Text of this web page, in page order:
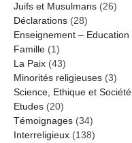
Juifs et Musulmans (26)
Déclarations (28)
Enseignement – Education
Famille (1)
La Paix (43)
Minorités religieuses (3)
Science, Ethique et Société
Etudes (20)
Témoignages (34)
Interreligieux (138)